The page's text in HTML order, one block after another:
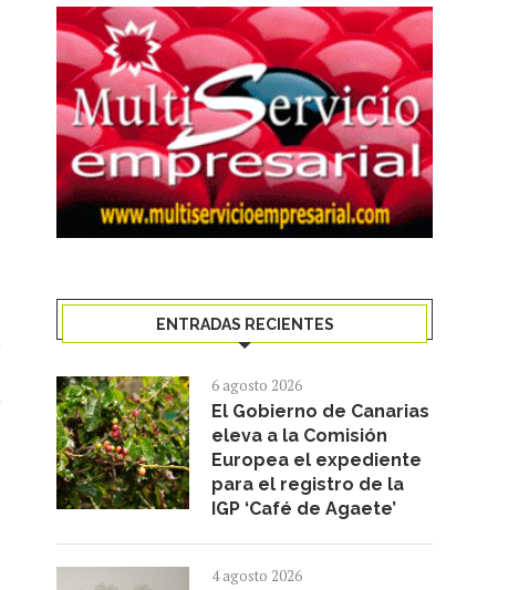
ENTRADAS RECIENTES
6 agosto 2026
El Gobierno de Canarias
eleva a la Comisión
Europea el expediente
para el registro de la
IGP ‘Café de Agaete’
4 agosto 2026